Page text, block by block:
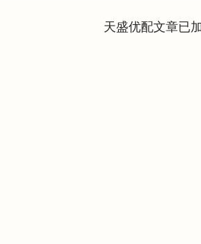
天盛优配文章已
200.89 1.42%